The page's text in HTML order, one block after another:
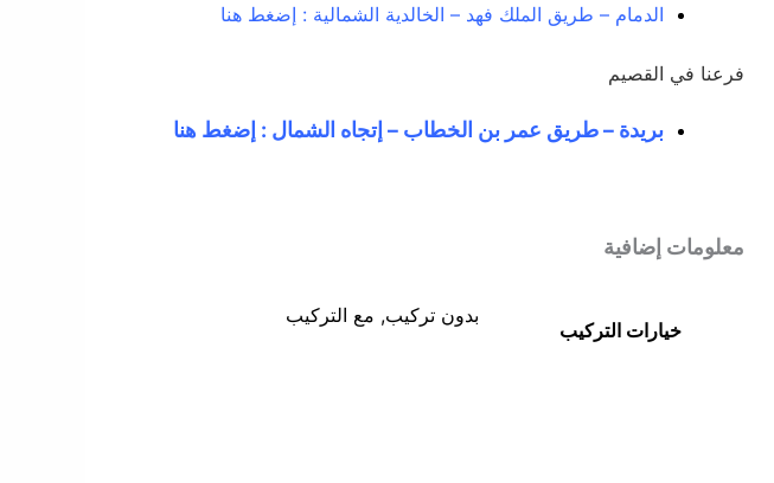
الدمام – طريق الملك فهد – الخالدية الشمالية : إضغط هنا
فرعنا في القصيم
بريدة – طريق عمر بن الخطاب – إتجاه الشمال : إضغط هنا
معلومات إضافية
خيارات التركيب
بدون تركيب, مع التركيب